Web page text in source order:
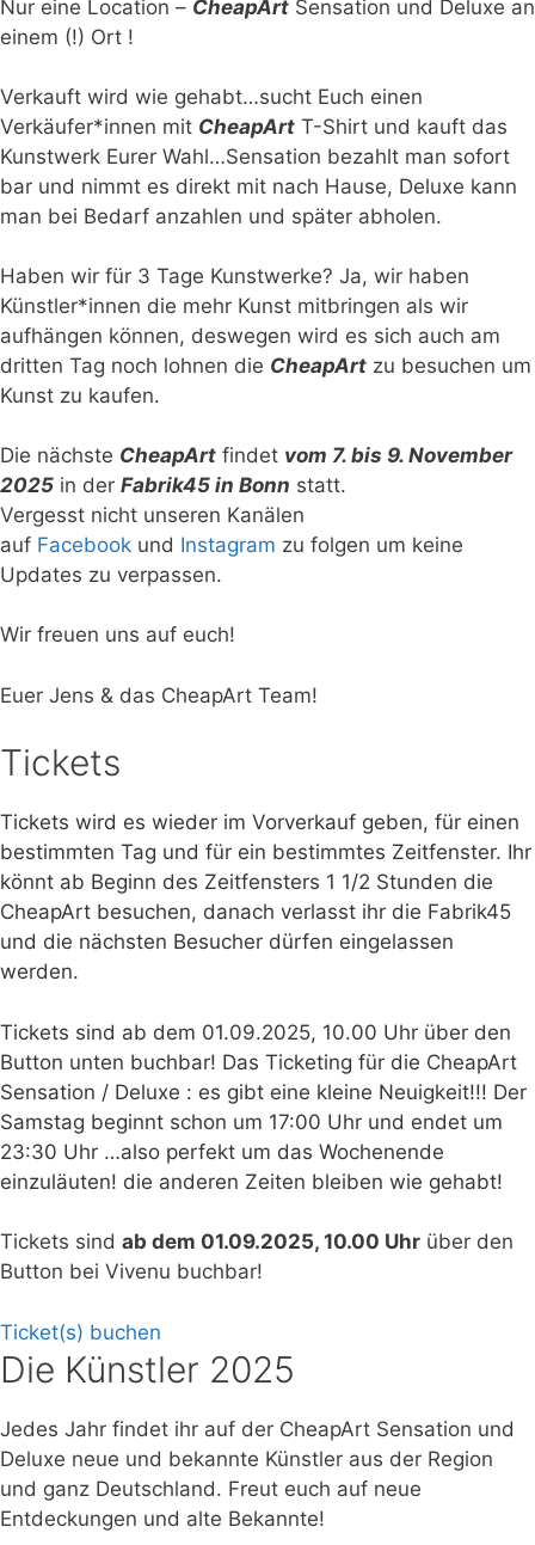
Nur eine Location – CheapArt Sensation und Deluxe an
einem (!) Ort !
Verkauft wird wie gehabt…sucht Euch einen
Verkäufer*innen mit CheapArt T-Shirt und kauft das
Kunstwerk Eurer Wahl…Sensation bezahlt man sofort
bar und nimmt es direkt mit nach Hause, Deluxe kann
man bei Bedarf anzahlen und später abholen.
Haben wir für 3 Tage Kunstwerke? Ja, wir haben
Künstler*innen die mehr Kunst mitbringen als wir
aufhängen können, deswegen wird es sich auch am
dritten Tag noch lohnen die CheapArt zu besuchen um
Kunst zu kaufen.
Die nächste CheapArt findet vom 7. bis 9. November
2025 in der Fabrik45 in Bonn statt.
Vergesst nicht unseren Kanälen
auf Facebook und Instagram zu folgen um keine
Updates zu verpassen.
Wir freuen uns auf euch!
Euer Jens & das CheapArt Team!
Tickets
Tickets wird es wieder im Vorverkauf geben, für einen
bestimmten Tag und für ein bestimmtes Zeitfenster. Ihr
könnt ab Beginn des Zeitfensters 1 1/2 Stunden die
CheapArt besuchen, danach verlasst ihr die Fabrik45
und die nächsten Besucher dürfen eingelassen
werden.
Tickets sind ab dem 01.09.2025, 10.00 Uhr über den
Button unten buchbar! Das Ticketing für die CheapArt
Sensation / Deluxe : es gibt eine kleine Neuigkeit!!! Der
Samstag beginnt schon um 17:00 Uhr und endet um
23:30 Uhr …also perfekt um das Wochenende
einzuläuten! die anderen Zeiten bleiben wie gehabt!
Tickets sind ab dem 01.09.2025, 10.00 Uhr über den
Button bei Vivenu buchbar!
Ticket(s) buchen
Die Künstler 2025
Jedes Jahr findet ihr auf der CheapArt Sensation und
Deluxe neue und bekannte Künstler aus der Region
und ganz Deutschland. Freut euch auf neue
Entdeckungen und alte Bekannte!